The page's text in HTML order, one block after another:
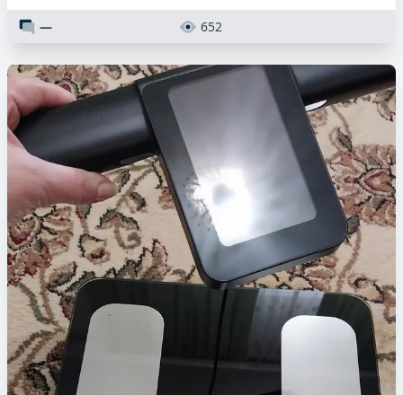
— 652